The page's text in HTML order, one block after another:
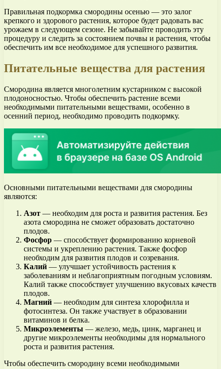
Правильная подкормка смородины осенью — это залог
крепкого и здорового растения, которое будет радовать вас
урожаем в следующем сезоне. Не забывайте проводить эту
процедуру и следить за состоянием почвы и растения, чтобы
обеспечить им все необходимое для успешного развития.
Питательные вещества для растения
Смородина является многолетним кустарником с высокой
плодоносностью. Чтобы обеспечить растение всеми
необходимыми питательными веществами, особенно в
осенний период, необходимо проводить подкормку.
Основными питательными веществами для смородины
являются:
Азот — необходим для роста и развития растения. Без
азота смородина не сможет образовать достаточно
плодов.
Фосфор — способствует формированию корневой
системы и укреплению растения. Также фосфор
необходим для развития плодов и созревания.
Калий — улучшает устойчивость растения к
заболеваниям и неблагоприятным погодным условиям.
Калий также способствует улучшению вкусовых качеств
плодов.
Магний — необходим для синтеза хлорофилла и
фотосинтеза. Он также участвует в образовании
витаминов и белка.
Микроэлементы — железо, медь, цинк, марганец и
другие микроэлементы необходимы для нормального
роста и развития растения.
Чтобы обеспечить смородину всеми необходимыми